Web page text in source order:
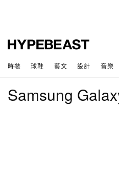
時裝 球鞋 藝文 設計 音樂
Samsung